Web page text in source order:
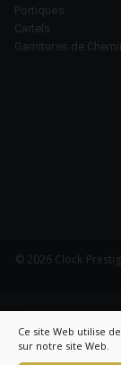
Ce site Web utilise
sur notre site Web.
Portiques
Cartels
Garnitures de
© 2026 Clock